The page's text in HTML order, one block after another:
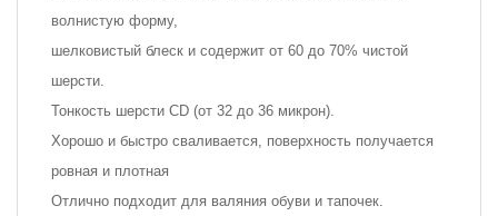
волнистую форму,
шелковистый блеск и содержит от 60 до 70% чистой
шерсти.
Тонкость шерсти CD (от 32 до 36 микрон).
Хорошо и быстро сваливается, поверхность получается
ровная и плотная
Отлично подходит для валяния обуви и тапочек.